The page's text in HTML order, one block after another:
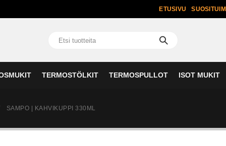
ETUSIVU
TERMOSTÖLKIT TERMOSPULLOT ISOT MUKIT
SAMPO | KAHVIKUPPI 330ML